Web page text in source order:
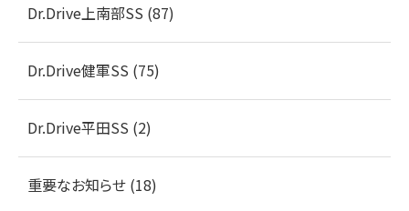
Dr.Drive上南部SS (87)
Dr.Drive健軍SS (75)
Dr.Drive平田SS (2)
重要なお知らせ (18)